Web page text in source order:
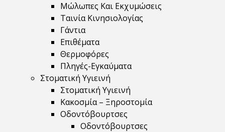
Μώλωπες Και Εκχυμώσεις
Ταινία Κινησιολογίας
Γάντια
Επιθέματα
Θερμοφόρες
Πληγές-Εγκαύματα
Στοματική Υγιεινή
Στοματική Υγιεινή
Κακοσμία – Ξηροστομία
Οδοντόβουρτσες
Οδοντόβουρτσες